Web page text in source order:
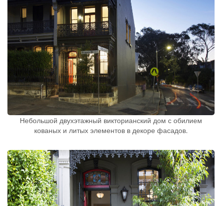
Небольшой двухэтажный викторианский дом с обилием
кованых и литых элементов в декоре фасадов.